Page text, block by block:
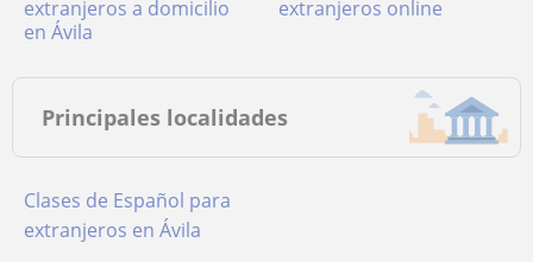
extranjeros a domicilio
en Ávila
extranjeros online
Principales localidades
Clases de Español para
extranjeros en Ávila